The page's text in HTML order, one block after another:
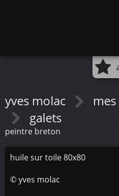
yves molac
galets
peintre breton
huile sur toile 80x80
©yves molac